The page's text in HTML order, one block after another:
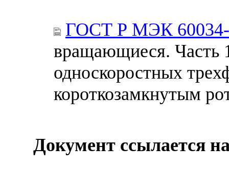
ГОСТ Р МЭК 60034-
вращающиеся. Часть
односкоростных
короткозамкнутым
Документ ссылается